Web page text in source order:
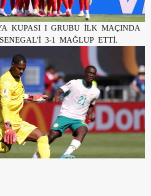
KUPASI I GRUBU İLK MAÇINDA
3-1 MAĞLUP ETTİ.